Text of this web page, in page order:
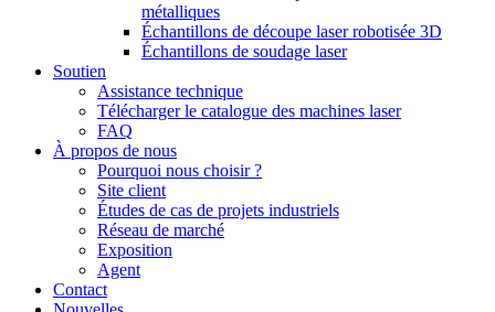
métalliques
Échantillons de découpe laser robotisée 3D
Échantillons de soudage laser
Soutien
Assistance technique
Télécharger le catalogue des machines laser
FAQ
À propos de nous
Pourquoi nous choisir ?
Site client
Études de cas de projets industriels
Réseau de marché
Exposition
Agent
Contact